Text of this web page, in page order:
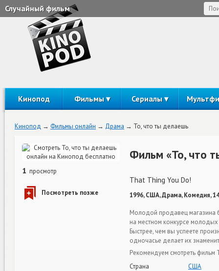
Случайный фильм
Кинопод Фильмы Сериалы
Кинопод Фильмы онлайн Драма То, что ты делаешь
1 просмотр
Фильм «То, что
That Thing You Do!
1996, США, Драма, Комедия,
Молодой продавец магазина
на местном конкурсе
Быстрее, чем вы успеете
одночасье делает их
Рекомендуем смотреть фильм
Страна
США